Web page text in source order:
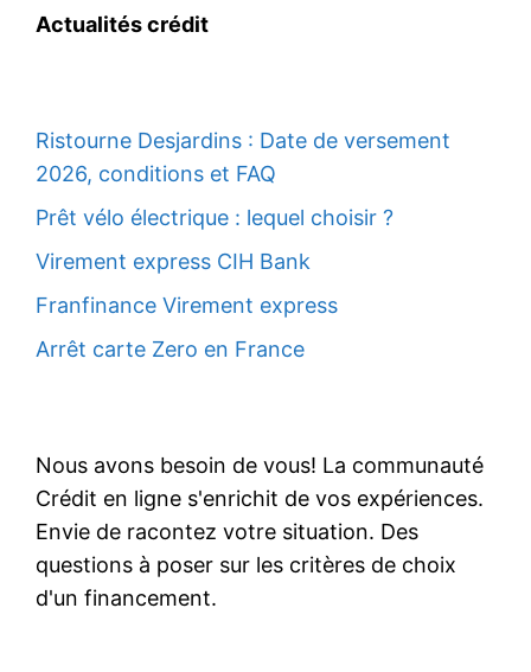
Actualités crédit
Ristourne Desjardins : Date de versement
2026, conditions et FAQ
Prêt vélo électrique : lequel choisir ?
Virement express CIH Bank
Franfinance Virement express
Arrêt carte Zero en France
Nous avons besoin de vous! La communauté
Crédit en ligne s'enrichit de vos expériences.
Envie de racontez votre situation. Des
questions à poser sur les critères de choix
d'un financement.